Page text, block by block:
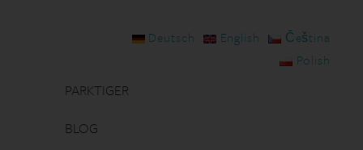
Deutsch English
Čeština
Polish
PARKTIGER
BLOG